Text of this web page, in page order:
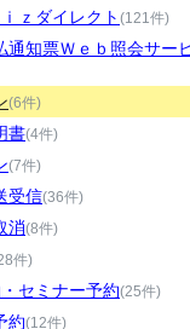
ｚダイレクト (121件)
通知票Ｗｅｂ照会サー
(6件)
書(4件)
(7件)
受信(36件)
消(8件)
件)
セミナー予約(25件)
約(12件)